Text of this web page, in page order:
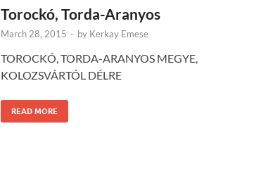
Torockó, Torda-Aranyos
March 28, 2015 - by Kerkay Emese
TOROCKÓ, TORDA-ARANYOS MEGYE,
KOLOZSVÁRTÓL DÉLRE
READ MORE